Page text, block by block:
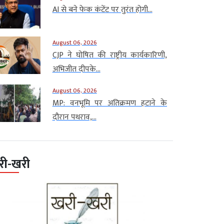
AI से बने फेक कंटेंट पर तुरंत होगी...
August 06, 2026
CJP ने घोषित की राष्ट्रीय कार्यकारिणी,
अभिजीत दीपके...
August 06, 2026
MP: वनभूमि पर अतिक्रमण हटाने के
दौरान पथराव,...
खरी